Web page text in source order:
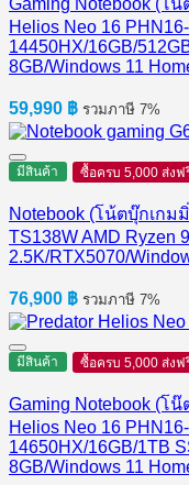
Gaming Notebook (โ
Helios Neo 16
14450HX/16GB/
8GB/Windows 11
59,990 ฿ รวมภาษี 7%
มีสินค้า ซื้อครบ 5,000 ส่งฟ
Notebook (โน้ตบุ๊กเกม
TS138W AMD Ryzen
2.5K/RTX5070/
76,900 ฿ รวมภาษี 7%
มีสินค้า ซื้อครบ 5,000 ส่งฟ
Gaming Notebook (โ
Helios Neo 16
14650HX/16GB/1TB
8GB/Windows 11